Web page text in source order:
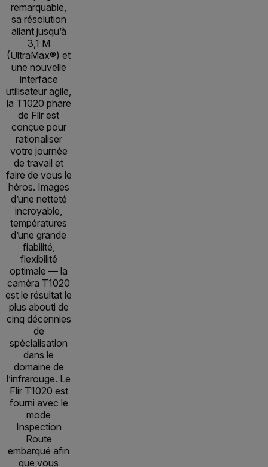
remarquable,
sa résolution
allant jusqu’à
3,1 M
(UltraMax®) et
une nouvelle
interface
utilisateur agile,
la T1020 phare
de Flir est
conçue pour
rationaliser
votre journée
de travail et
faire de vous le
héros. Images
d’une netteté
incroyable,
températures
d’une grande
fiabilité,
flexibilité
optimale — la
caméra T1020
est le résultat le
plus abouti de
cinq décennies
de
spécialisation
dans le
domaine de
l’infrarouge. Le
Flir T1020 est
fourni avec le
mode
Inspection
Route
embarqué afin
que vous